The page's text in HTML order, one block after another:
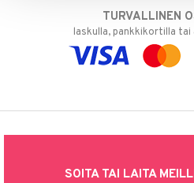
TURVALLINEN
laskulla, pankkikortilla
SOITA TAI LAITA